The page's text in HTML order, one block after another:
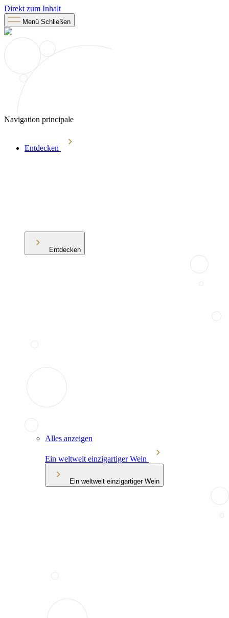
Direkt zum Inhalt
Menü Schließen
Navigation principale
Entdecken
Entdecken
Alles anzeigen
Ein weltweit einzigartiger Wein
Ein weltweit einzigartiger Wein